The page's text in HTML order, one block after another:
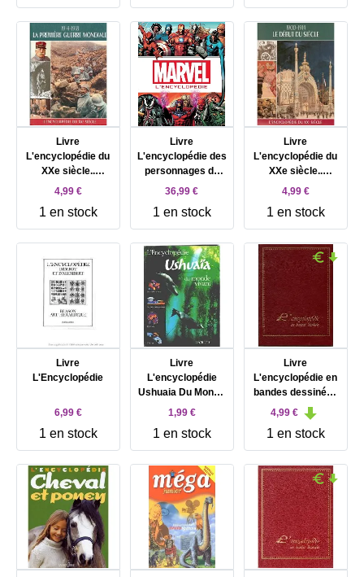
Dominique
Livre
L'encyclopédie du
XXe siècle..
L'encyclopédie du
1918. La Première
guerre mondiale
4,99 €
1 en stock
Livre
L'encyclopédie des
personnages de
l'univers Marvel
36,99 €
1 en stock
Livre
L'encyclopédie du
XXe siècle..
L'encyclopédie du
1914. Le début du
siècle
4,99 €
1 en stock
Livre
L'Encyclopédie
6,99 €
1 en stock
Livre
L'encyclopédie
Ushuaia Du Monde
Vivant
1,99 €
1 en stock
Livre
L'encyclopédie en
bandes dessinées
- Tome 7 :
L'information
4,99 €
1 en stock